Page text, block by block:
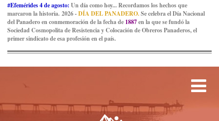
#Efemérides 4 de agosto: Un día como hoy... Recordamos los hechos que
marcaron la historia. 2026 -DÍA DEL PANADERO.Se celebra el Día Nacional
del Panadero en conmemoración de la fecha de 1887en la que se fundó la
Sociedad Cosmopolita de Resistencia y Colocación de Obreros Panaderos, el
primer sindicato de esa profesión en el país.